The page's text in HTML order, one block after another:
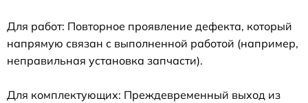
Для работ: Повторное проявление дефекта, который
напрямую связан с выполненной работой (например,
неправильная установка запчасти).
Для комплектующих: Преждевременный выход из